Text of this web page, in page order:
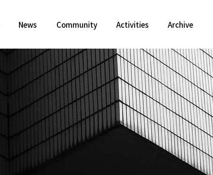
News Community Activities Archive